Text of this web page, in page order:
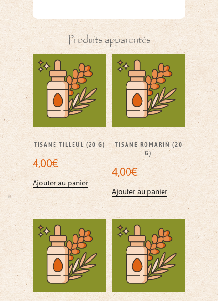
Produits apparentés
TISANE TILLEUL (20 G)
4,00€
Ajouter au panier
TISANE ROMARIN (20
G)
4,00€
Ajouter au panier